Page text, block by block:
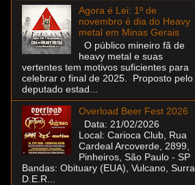
Agora é Lei: 1º de
novembro é dia do Heavy
metal em Minas Gerais
O público mineiro fã de
heavy metal e suas
vertentes tem motivos suficientes para
celebrar o final de 2025. Proposto pelo
deputado estad...
Overload Beer Fest 2026
Data: 21/02/2026
Local: Carioca Club, Rua
Cardeal Arcoverde, 2899,
Pinheiros, São Paulo - SP
Bandas: Obituary (EUA), Vulcano, Surra,
D.E.R...